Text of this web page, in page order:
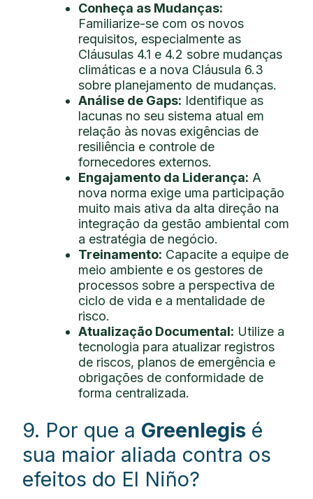
Conheça as Mudanças:
Familiarize-se com os novos
requisitos, especialmente as
Cláusulas 4.1 e 4.2 sobre mudanças
climáticas e a nova Cláusula 6.3
sobre planejamento de mudanças.
Análise de Gaps: Identifique as
lacunas no seu sistema atual em
relação às novas exigências de
resiliência e controle de
fornecedores externos.
Engajamento da Liderança: A
nova norma exige uma participação
muito mais ativa da alta direção na
integração da gestão ambiental com
a estratégia de negócio.
Treinamento: Capacite a equipe de
meio ambiente e os gestores de
processos sobre a perspectiva de
ciclo de vida e a mentalidade de
risco.
Atualização Documental: Utilize a
tecnologia para atualizar registros
de riscos, planos de emergência e
obrigações de conformidade de
forma centralizada.
9. Por que a Greenlegis é
sua maior aliada contra os
efeitos do El Niño?